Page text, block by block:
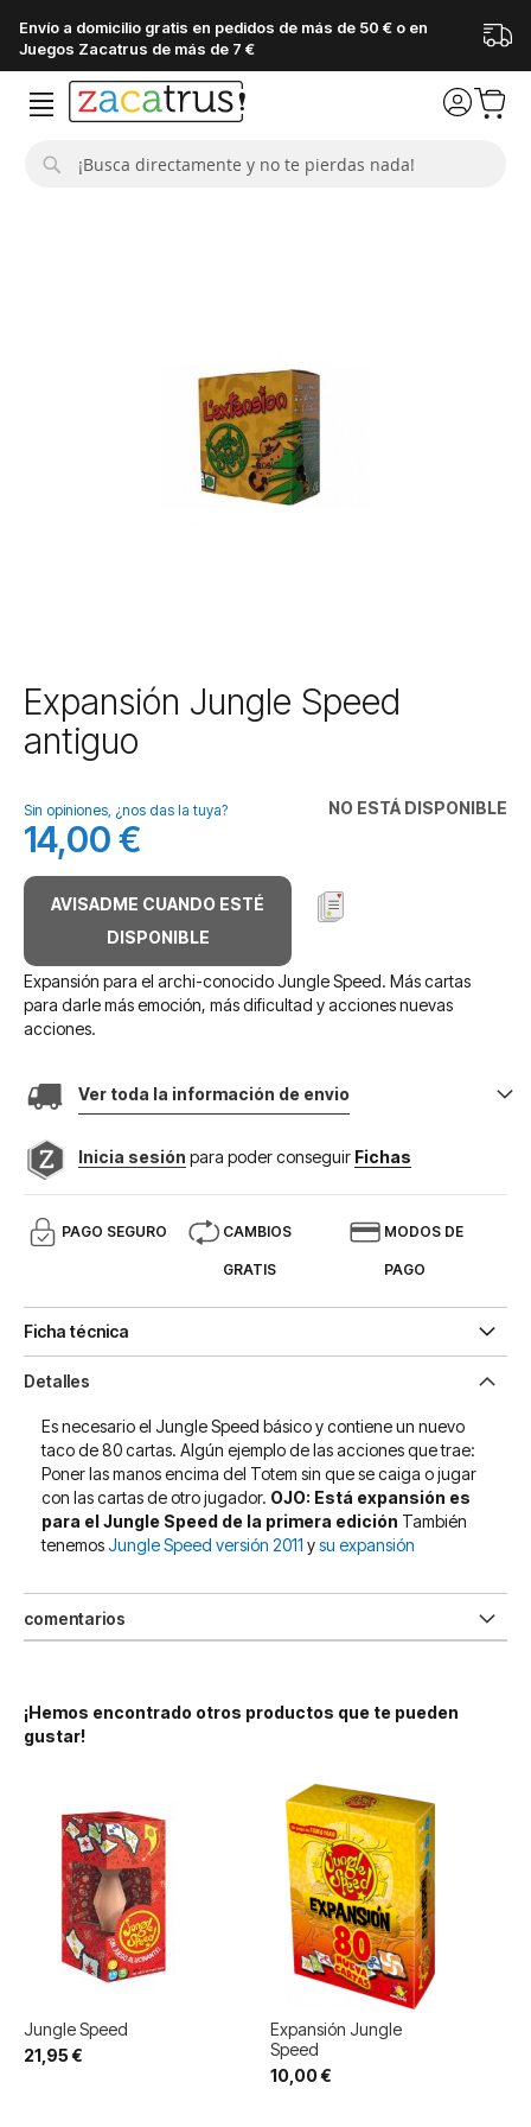
Envío a domicilio gratis en pedidos de más de 50 € o en
Juegos Zacatrus de más de 7 €
Saltar
al
comienzo
galería
de
imágenes
Expansión Jungle Speed
antiguo
NO ESTÁ DISPONIBLE
Sin opiniones, ¿nos das la tuya?
14,00 €
AVISADME CUANDO ESTÉ
DISPONIBLE
Expansión para el archi-conocido Jungle Speed. Más cartas
para darle más emoción, más dificultad y acciones nuevas
acciones.
Ver toda la información de envio
Inicia sesión para poder conseguir Fichas
PAGO SEGURO CAMBIOS
GRATIS
MODOS DE
PAGO
Ficha técnica
Detalles
Es necesario el Jungle Speed básico y contiene un nuevo
taco de 80 cartas. Algún ejemplo de las acciones que trae:
Poner las manos encima del Totem sin que se caiga o jugar
con las cartas de otro jugador. OJO: Está expansión es
para el Jungle Speed de la primera edición También
tenemosJungle Speed versión 2011 ysu expansión
comentarios
¡Hemos encontrado otros productos que te pueden
gustar!
Jungle Speed
21,95 €
Expansión Jungle
Speed
10,00 €